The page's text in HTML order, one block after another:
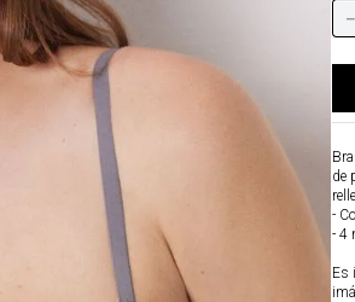
－
de
-
- 4
Es